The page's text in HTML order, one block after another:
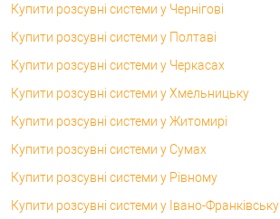
Купити розсувні системи у Чернігові
Купити розсувні системи у Полтаві
Купити розсувні системи у Черкасах
Купити розсувні системи у Хмельницьку
Купити розсувні системи у Житомирі
Купити розсувні системи у Сумах
Купити розсувні системи у Рівному
Купити розсувні системи у Івано-Франківську